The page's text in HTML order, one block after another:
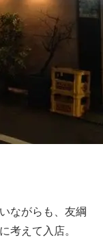
ながらも、友綱
考えて入店。